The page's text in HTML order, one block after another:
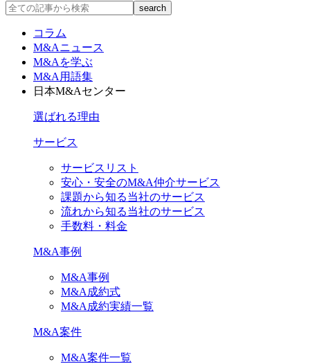
コラム
M&Aニュース
M&Aを学ぶ
M&A用語集
日本M&Aセンター
選ばれる理由
サービス
サービスリスト
安心・安全のM&A仲介サービス
課題から知る当社のサービス
流れから知る当社のサービス
手数料・料金
M&A事例
M&A事例
M&A成約式
M&A成約実績一覧
M&A案件
M&A案件一覧